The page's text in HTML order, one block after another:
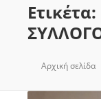
Αρχική σελίδα